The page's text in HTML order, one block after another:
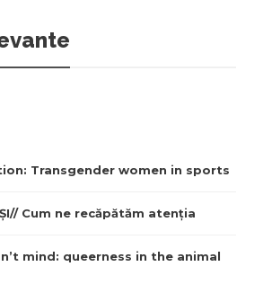
Transgender women in sports
Cum ne recăpătăm atenția
mind: queerness in the animal